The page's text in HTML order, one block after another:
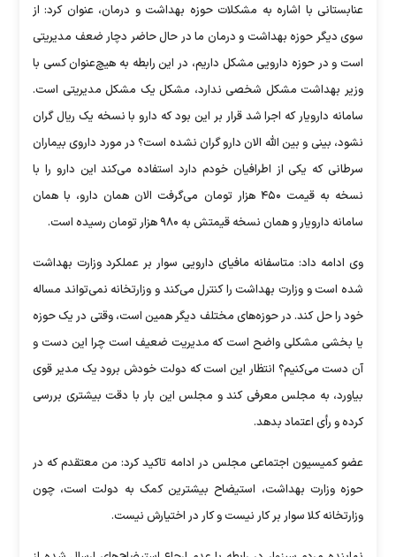
عنابستانی با اشاره به مشکلات حوزه بهداشت و درمان، عنوان کرد: از
سوی دیگر حوزه بهداشت و درمان ما در حال حاضر دچار ضعف مدیریتی
است و در حوزه دارویی مشکل داریم، در این رابطه به هیچ‌عنوان کسی با
وزیر بهداشت مشکل شخصی ندارد، مشکل یک مشکل مدیریتی است.
سامانه دارویار که اجرا شد قرار بر این بود که دارو با نسخه یک ریال گران
نشود، بینی و بین الله الان دارو گران نشده است؟ در مورد داروی بیماران
سرطانی که یکی از اطرافیان خودم دارد استفاده می‌کند این دارو را با
نسخه به قیمت ۴۵۰ هزار تومان می‌گرفت الان همان دارو، با همان
سامانه دارویار و همان نسخه قیمتش به ۹۸۰ هزار تومان رسیده است.
وی ادامه داد: متاسفانه مافیای دارویی سوار بر عملکرد وزارت بهداشت
شده است و وزارت بهداشت را کنترل می‌کند و وزارتخانه نمی‌تواند مساله
خود را حل کند. در حوزه‌های مختلف دیگر همین است، وقتی در یک حوزه
یا بخشی مشکلی واضح است که مدیریت ضعیف است چرا این دست و
آن دست می‌کنیم؟ انتظار این است که دولت خودش برود یک مدیر قوی
بیاورد، به مجلس معرفی کند و مجلس این بار با دقت بیشتری بررسی
کرده و رأی اعتماد بدهد.
عضو کمیسیون اجتماعی مجلس در ادامه تاکید کرد: من معتقدم که در
حوزه وزارت بهداشت، استیضاح بیشترین کمک به دولت است، چون
وزارتخانه کلا سوار بر کار نیست و کار در اختیارش نیست.